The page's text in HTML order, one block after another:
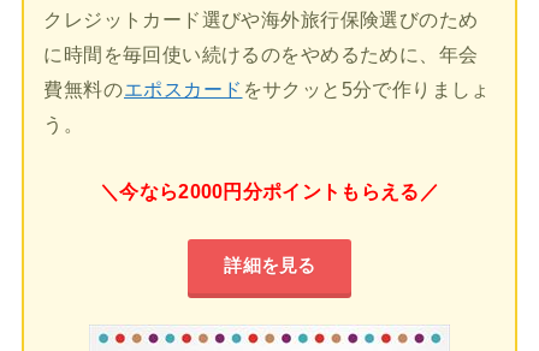
クレジットカード選びや海外旅行保険選びのため
に時間を毎回使い続けるのをやめるために、年会
費無料のエポスカード をサクッと5分で作りましょ
う。
＼今なら2000円分ポイントもらえる／
詳細を見る